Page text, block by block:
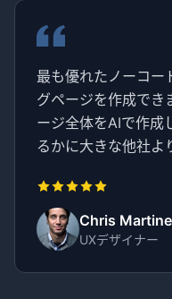
最も優れたノーコー
グページを作成でき
ージ全体をAIで作成
るかに大きな他社よ
Chris
UXデザイナー